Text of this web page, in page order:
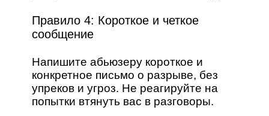
Правило 4: Короткое и четкое
сообщение
Напишите абьюзеру короткое и
конкретное письмо о разрыве, без
упреков и угроз. Не реагируйте на
попытки втянуть вас в разговоры.